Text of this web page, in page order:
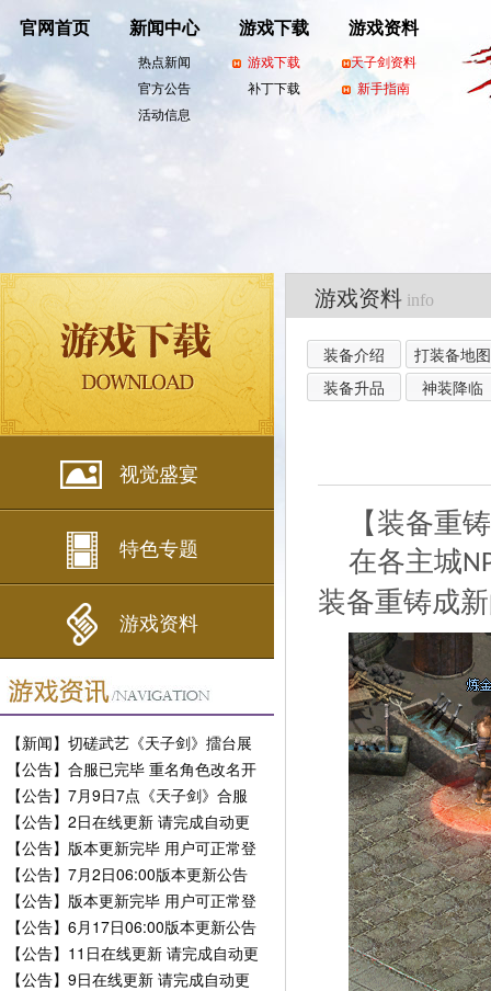
官网首页 新闻中心
热点新闻
官方公告
活动信息
游戏下载
游戏下载
补丁下载
游戏资料
天子剑资料
新手指南
视觉盛宴
特色专题
游戏资料
【新闻】切磋武艺《天子剑》擂台展
现风采
【公告】合服已完毕 重名角色改名开
放【公告】7月9日7点《天子剑》合服
公告
【公告】2日在线更新 请完成自动更
新【公告】版本更新完毕 用户可正常登
陆【公告】7月2日06:00版本更新公告
【公告】版本更新完毕 用户可正常登
陆【公告】6月17日06:00版本更新公告
【公告】11日在线更新 请完成自动更
新【公告】9日在线更新 请完成自动更
游戏资料 info
装备介绍
打装备地图
装备升品
神装降临
【装备重
在各主城
装备重铸成